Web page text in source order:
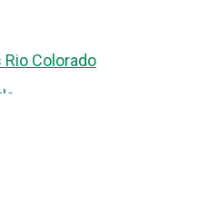
Colorado